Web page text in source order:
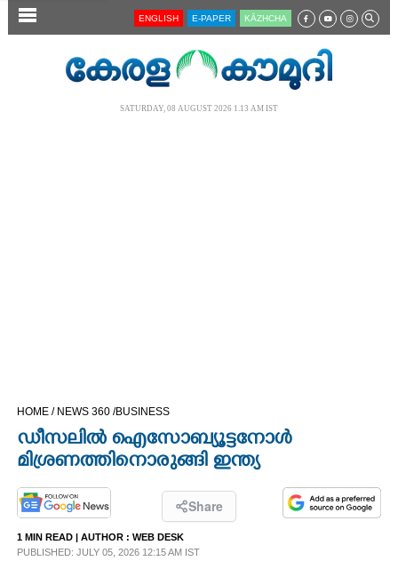
SECTIONS
CINEMA
OPINION
PHOTOS
ENGLISH E-PAPER KĀZHCHA
SATURDAY, 08 AUGUST 2026 1.13 AM IST
HOME / NEWS 360 /BUSINESS
ഡീസലിൽ ഐസോബ്യൂട്ടനോൾ
മിശ്രണത്തിനൊരുങ്ങി ഇന്ത്യ
Share
1 MIN READ | AUTHOR : WEB DESK
PUBLISHED: JULY 05, 2026 12:15 AM IST